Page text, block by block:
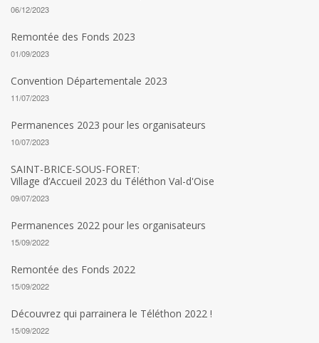
06/12/2023
Remontée des Fonds 2023
01/09/2023
Convention Départementale 2023
11/07/2023
Permanences 2023 pour les organisateurs
10/07/2023
SAINT-BRICE-SOUS-FORET:
Village d’Accueil 2023 du Téléthon Val-d'Oise
09/07/2023
Permanences 2022 pour les organisateurs
15/09/2022
Remontée des Fonds 2022
15/09/2022
Découvrez qui parrainera le Téléthon 2022 !
15/09/2022